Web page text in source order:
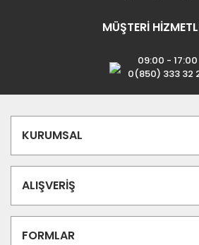
MÜŞTERİ
09:00 - 17:00
0(850) 333 32
KURUMSAL
ALIŞVERİŞ
FORMLAR